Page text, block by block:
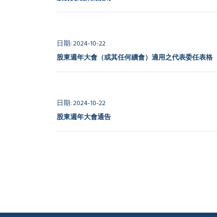
日期: 2024-10-22
股東週年大會（或其任何續會）適用之代表委任表格
日期: 2024-10-22
股東週年大會通告